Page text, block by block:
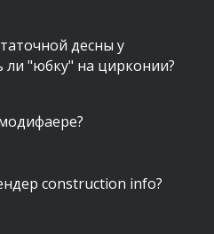
десны у
ли "юбку" на цирконии?
construction info?